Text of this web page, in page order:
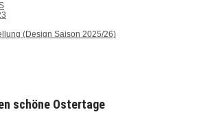
(Design Saison 2025/26)
schöne Ostertage